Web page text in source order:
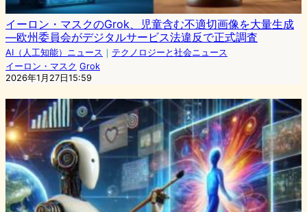
イーロン・マスクのGrok、児童含む不適切画像を大量生成
—欧州委員会がデジタルサービス法違反で正式調査
AI（人工知能）ニュース ｜ テクノロジーと社会ニュース
イーロン・マスク Grok
2026年1月27日15:59